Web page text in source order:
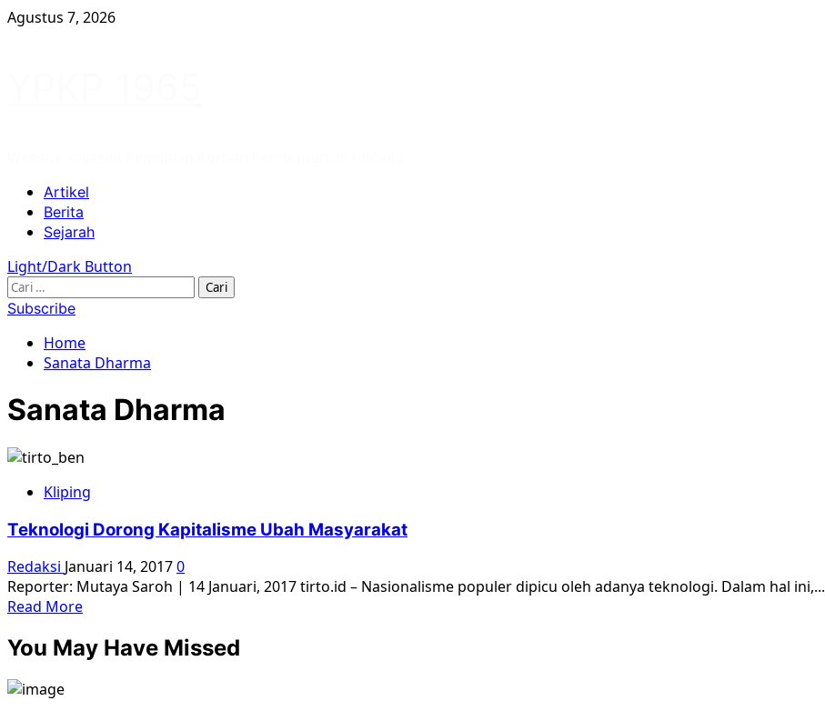
Skip
Agustus 7, 2026
Primary
Menu
Artikel
Berita
Sejarah
Light/Dark Button
Cari
untuk:
Subscribe
Home
Sanata Dharma
Sanata Dharma
Kliping
Teknologi Dorong Kapitalisme Ubah Masyarakat
Redaksi Januari 14, 20170
Reporter: Mutaya Saroh | 14 Januari, 2017 tirto.id – Nasionalisme populer dipicu oleh adanya teknologi. Dalam hal ini,...
Read MoreRead
about
Teknologi
You May Have Missed